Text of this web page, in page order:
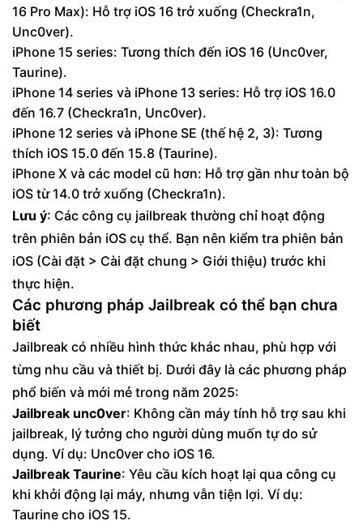
16 Pro Max): Hỗ trợ iOS 16 trở xuống (Checkra1n,
Unc0ver).
iPhone 15 series: Tương thích đến iOS 16 (Unc0ver,
Taurine).
iPhone 14 series và iPhone 13 series: Hỗ trợ iOS 16.0
đến 16.7 (Checkra1n, Unc0ver).
iPhone 12 series và iPhone SE (thế hệ 2, 3): Tương
thích iOS 15.0 đến 15.8 (Taurine).
iPhone X và các model cũ hơn: Hỗ trợ gần như toàn bộ
iOS từ 14.0 trở xuống (Checkra1n).
Lưu ý: Các công cụ jailbreak thường chỉ hoạt động
trên phiên bản iOS cụ thể. Bạn nên kiểm tra phiên bản
iOS (Cài đặt > Cài đặt chung > Giới thiệu) trước khi
thực hiện.
Các phương pháp Jailbreak có thể bạn chưa
biết
Jailbreak có nhiều hình thức khác nhau, phù hợp với
từng nhu cầu và thiết bị. Dưới đây là các phương pháp
phổ biến và mới mẻ trong năm 2025:
Jailbreak unc0ver: Không cần máy tính hỗ trợ sau khi
jailbreak, lý tưởng cho người dùng muốn tự do sử
dụng. Ví dụ: Unc0ver cho iOS 16.
Jailbreak Taurine: Yêu cầu kích hoạt lại qua công cụ
khi khởi động lại máy, nhưng vẫn tiện lợi. Ví dụ:
Taurine cho iOS 15.